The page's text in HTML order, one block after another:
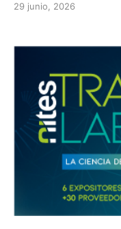
29 junio, 2026